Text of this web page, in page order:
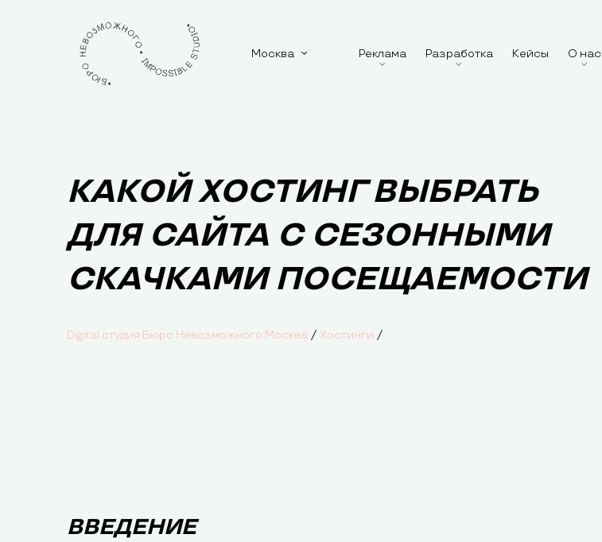
Москва Реклама Разработка Кейсы О нас
КАКОЙ ХОСТИНГ ВЫБРАТЬ
ДЛЯ САЙТА С СЕЗОННЫМИ
СКАЧКАМИ ПОСЕЩАЕМОСТИ
Digital студия Бюро Невозможного Москва / Хостинги /
ВВЕДЕНИЕ